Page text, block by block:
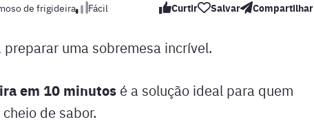
de frigideira Fácil Curtir Salvar Compartilhar
uma sobremesa incrível.
em 10 minutos é a solução ideal para quem
de sabor.